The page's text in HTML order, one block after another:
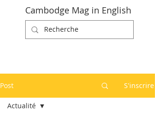
Cambodge Mag in English
Post S'inscrire
Actualité